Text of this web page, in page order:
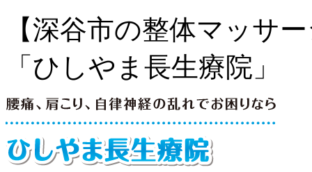
【深谷市の整体マッサ
「ひしやま長生療院」